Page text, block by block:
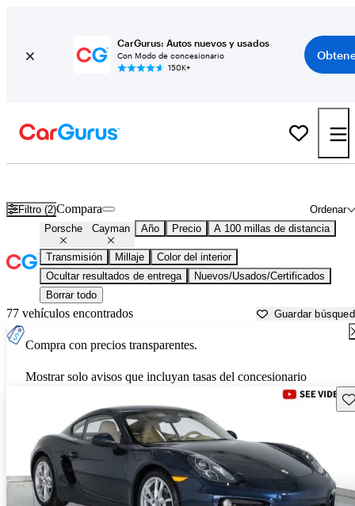
CarGurus: Autos nuevos y usados
Con Modo de concesionario
150K+
Filtro (2) Ordenar
Compara
Porsche Cayman Año Precio A 100 millas de distancia
Transmisión Millaje
Color del interior
Ocultar resultados de entrega
Nuevos/Usados/Certificados
Borrar todo
77 vehículos encontrados Guardar
Compra con precios transparentes.
Mostrar solo avisos que incluyan tasas del concesionario